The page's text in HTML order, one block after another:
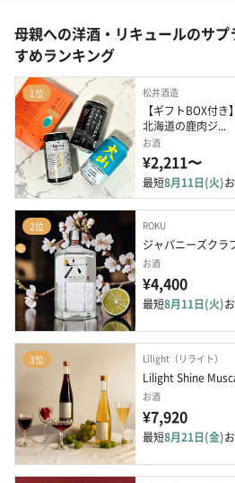
母親への洋酒・リキュールのサ
すめランキング
1位 松井酒造
【ギフトBOX付
北海道の鹿肉ジ...
お酒
¥2,211〜
最短8月11日(火)
2位 ROKU
ジャパニーズクラ
お酒
¥4,400
最短8月11日(火)
3位 Lilight（リライト）
Lilight Shine
お酒
¥7,920
最短8月21日(金)